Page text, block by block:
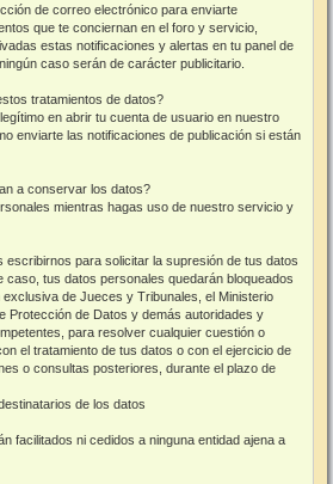
de correo electrónico para enviarte
que te conciernan en el foro y servicio,
estas notificaciones y alertas en tu panel de
caso serán de carácter publicitario.
tratamientos de datos?
en abrir tu cuenta de usuario en nuestro
enviarte las notificaciones de publicación si están
a conservar los datos?
mientras hagas uso de nuestro servicio y
escribirnos para solicitar la supresión de tus datos
caso, tus datos personales quedarán bloqueados
de Jueces y Tribunales, el Ministerio
Protección de Datos y demás autoridades y
para resolver cualquier cuestión o
el tratamiento de tus datos o con el ejercicio de
o consultas posteriores, durante el plazo de
de los datos
facilitados ni cedidos a ninguna entidad ajena a